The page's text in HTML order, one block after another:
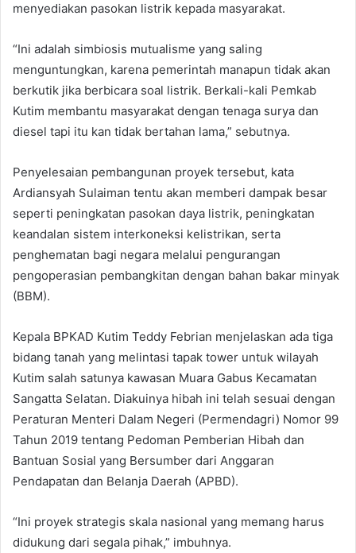
menyediakan pasokan listrik kepada masyarakat.
“Ini adalah simbiosis mutualisme yang saling
menguntungkan, karena pemerintah manapun tidak akan
berkutik jika berbicara soal listrik. Berkali-kali Pemkab
Kutim membantu masyarakat dengan tenaga surya dan
diesel tapi itu kan tidak bertahan lama,” sebutnya.
Penyelesaian pembangunan proyek tersebut, kata
Ardiansyah Sulaiman tentu akan memberi dampak besar
seperti peningkatan pasokan daya listrik, peningkatan
keandalan sistem interkoneksi kelistrikan, serta
penghematan bagi negara melalui pengurangan
pengoperasian pembangkitan dengan bahan bakar minyak
(BBM).
Kepala BPKAD Kutim Teddy Febrian menjelaskan ada tiga
bidang tanah yang melintasi tapak tower untuk wilayah
Kutim salah satunya kawasan Muara Gabus Kecamatan
Sangatta Selatan. Diakuinya hibah ini telah sesuai dengan
Peraturan Menteri Dalam Negeri (Permendagri) Nomor 99
Tahun 2019 tentang Pedoman Pemberian Hibah dan
Bantuan Sosial yang Bersumber dari Anggaran
Pendapatan dan Belanja Daerah (APBD).
“Ini proyek strategis skala nasional yang memang harus
didukung dari segala pihak,” imbuhnya.